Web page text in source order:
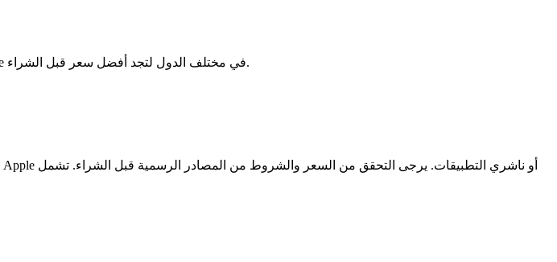
قارن أسعار تحميل التطبيقات المدفوعة والاشتراكات والمشتريات داخل التطبيق عبر متاجر App Store في مختلف الدول لتجد أفضل سعر قبل الشراء.
لسنا تابعين لـ Apple أو ناشري التطبيقات. يرجى التحقق من السعر والشروط من المصادر الرسمية قبل الشراء. تشمل